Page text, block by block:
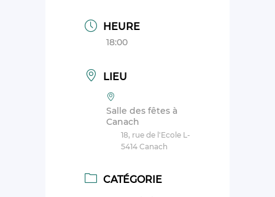
HEURE
18:00
LIEU
Salle des fêtes à
Canach
18, rue de l'Ecole L-
5414 Canach
CATÉGORIE